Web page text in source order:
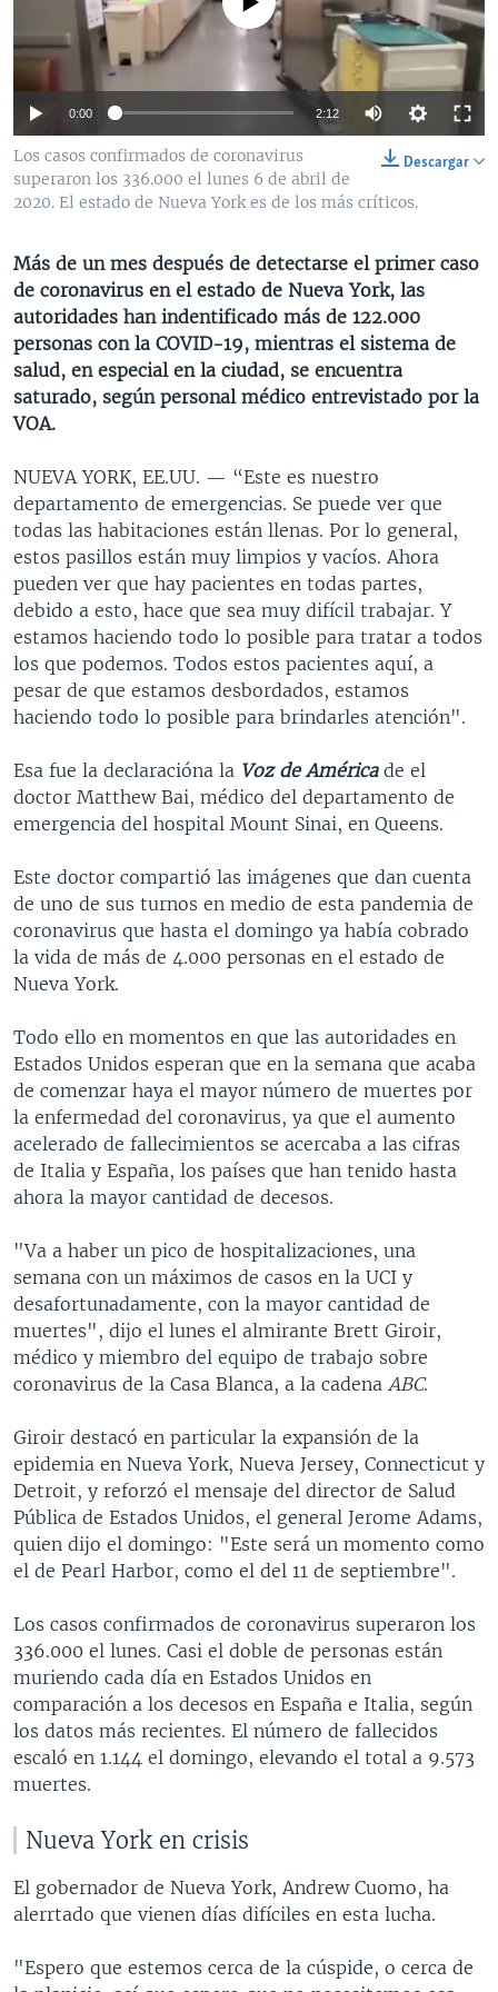
VENEZUELA
BRASIL
NICARAGUA
ECONOMÍA
ENTRETENIMIENTO Y CULTURA
DEPORTES
CIENCIA Y SALUD
MULTIMEDIA
VIDEOS
AUDIOS
PROGRAMAS TV
FORO INTERAMERICANO
VISIÓN 360
PANORAMA
AVANCE INFORMATIVO
AUDIONOTICIAS
ESTADOS UNIDOS AL DÍA
EL MUNDO AL DÍA [RADIO]
FORO [RADIO]
DEPORTIVO INTERNACIONAL
NOTA ECONÓMICA
DIRECT
DOCUMENTALES DE LA VOA
SÍGANOS
Idiomas
0:00 2:12
Descargar
Los casos confirmados de coronavirus
superaron los 336.000 el lunes 6 de abril de
2020. El estado de Nueva York es de los más críticos.
Más de un mes después de detectarse el primer caso
de coronavirus en el estado de Nueva York, las
autoridades han indentificado más de 122.000
personas con la COVID-19, mientras el sistema de
salud, en especial en la ciudad, se encuentra
saturado, según personal médico entrevistado por la
VOA.
NUEVA YORK, EE.UU. — “Este es nuestro
departamento de emergencias. Se puede ver que
todas las habitaciones están llenas. Por lo general,
estos pasillos están muy limpios y vacíos. Ahora
pueden ver que hay pacientes en todas partes,
debido a esto, hace que sea muy difícil trabajar. Y
estamos haciendo todo lo posible para tratar a todos
los que podemos. Todos estos pacientes aquí, a
pesar de que estamos desbordados, estamos
haciendo todo lo posible para brindarles atención".
Esa fue la declaracióna la Voz de Américade el
doctor Matthew Bai, médico del departamento de
emergencia del hospital Mount Sinai, en Queens.
Este doctor compartió las imágenes que dan cuenta
de uno de sus turnos en medio de esta pandemia de
coronavirus que hasta el domingo ya había cobrado
la vida de más de 4.000 personas en el estado de
Nueva York.
Todo ello en momentos en que las autoridades en
Estados Unidos esperan que en la semana que acaba
de comenzar haya el mayor número de muertes por
la enfermedad del coronavirus, ya que el aumento
acelerado de fallecimientos se acercaba a las cifras
de Italia y España, los países que han tenido hasta
ahora la mayor cantidad de decesos.
"Va a haber un pico de hospitalizaciones, una
semana con un máximos de casos en la UCI y
desafortunadamente, con la mayor cantidad de
muertes", dijo el lunes el almirante Brett Giroir,
médico y miembro del equipo de trabajo sobre
coronavirus de la Casa Blanca, a la cadena ABC.
Giroir destacó en particular la expansión de la
epidemia en Nueva York, Nueva Jersey, Connecticut y
Detroit, y reforzó el mensaje del director de Salud
Pública de Estados Unidos, el general Jerome Adams,
quien dijo el domingo: "Este será un momento como
el de Pearl Harbor, como el del 11 de septiembre".
Los casos confirmados de coronavirus superaron los
336.000 el lunes. Casi el doble de personas están
muriendo cada día en Estados Unidos en
comparación a los decesos en España e Italia, según
los datos más recientes. El número de fallecidos
escaló en 1.144 el domingo, elevando el total a 9.573
muertes.
Nueva York en crisis
El gobernador de Nueva York, Andrew Cuomo, ha
alerrtado que vienen días difíciles en esta lucha.
"Espero que estemos cerca de la cúspide, o cerca de